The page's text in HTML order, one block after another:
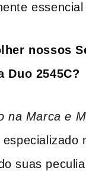
nossos
Duo 2545C?
na Marca e
suas